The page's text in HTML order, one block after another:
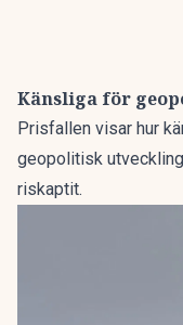
Känsliga för
Prisfallen visar hur
geopolitisk
riskaptit.